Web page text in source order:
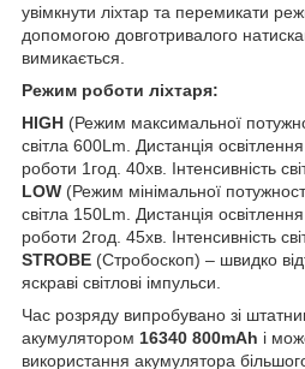
увімкнути ліхтар та перемикати
допомогою довготривалого
вимикається.
Режим роботи ліхтаря:
HIGH (Режим максимальної
світла 600Lm. Дистанція
роботи 1год. 40хв. Інтенсивність
LOW (Режим мінімальної
світла 150Lm. Дистанція
роботи 2год. 45хв. Інтенсивність
STROBE (Стробоскоп) – швидко
яскраві світлові імпульси.
Час розряду випробувано зі
акумулятором 16340 800mAh і
використання акумулятора